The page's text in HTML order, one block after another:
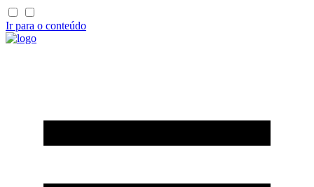
Ir para o conteúdo